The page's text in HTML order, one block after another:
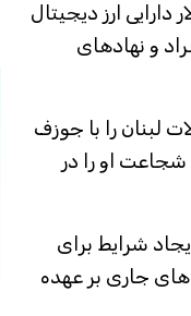
دارایی ارز دیجیتال
و نهادهای
لبنان را با جوزف
او را در
شرایط برای
جاری بر عهده